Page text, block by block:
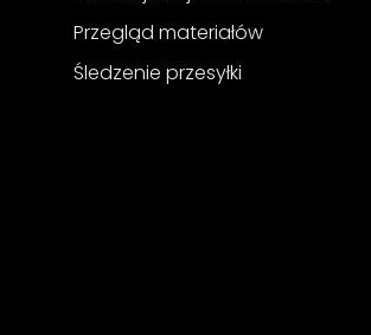
Przegląd materiałów
Śledzenie przesyłki